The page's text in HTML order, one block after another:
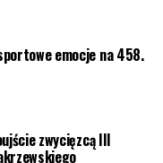
emocje na 458.
zwycięzcą III